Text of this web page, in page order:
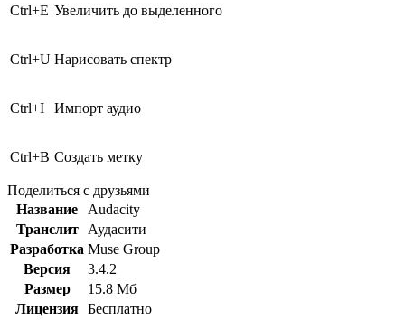
Ctrl+E Увеличить до выделенного
Ctrl+U Нарисовать спектр
Ctrl+I Импорт аудио
Ctrl+B Создать метку
Поделиться с друзьями
Название
Audacity
Транслит
Аудасити
Разработка Muse Group
Версия
3.4.2
Размер
15.8 Мб
Лицензия Бесплатно